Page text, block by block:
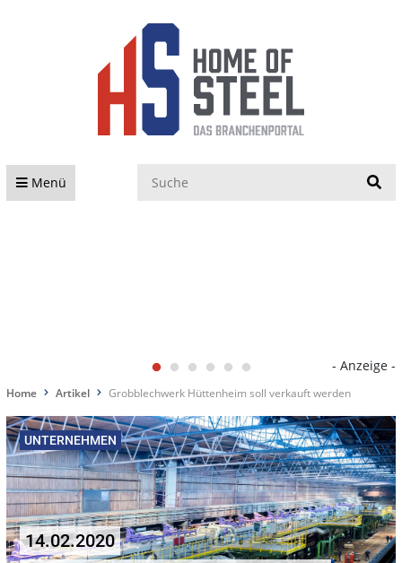
Menü
- Anzeige -
Home Artikel Grobblechwerk Hüttenheim soll verkauft werden
UNTERNEHMEN
14.02.2020